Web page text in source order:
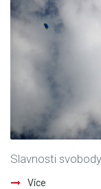
Slavnosti
Více